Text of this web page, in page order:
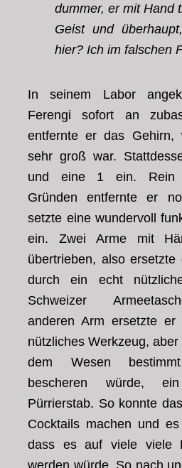
dummer, er mit Hand
Geist und
hier? Ich im falschen
In seinem Labor
Ferengi sofort an
entfernte er das Gehirn,
sehr groß war.
und eine 1 ein. Rein
Gründen entfernte er
setzte eine wundervoll
ein. Zwei Arme mit
übertrieben, also
durch ein echt
Schweizer
anderen Arm ersetzte
nützliches Werkzeug,
dem Wesen
bescheren würde, ein
Pürrierstab. So konnte
Cocktails machen und
dass es auf viele viele